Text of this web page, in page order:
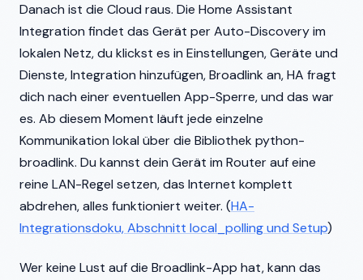
Danach ist die Cloud raus. Die Home Assistant
Integration findet das Gerät per Auto-Discovery im
lokalen Netz, du klickst es in Einstellungen, Geräte und
Dienste, Integration hinzufügen, Broadlink an, HA fragt
dich nach einer eventuellen App-Sperre, und das war
es. Ab diesem Moment läuft jede einzelne
Kommunikation lokal über die Bibliothek python-
broadlink. Du kannst dein Gerät im Router auf eine
reine LAN-Regel setzen, das Internet komplett
abdrehen, alles funktioniert weiter. (HA-
Integrationsdoku, Abschnitt local_polling und Setup)
Wer keine Lust auf die Broadlink-App hat, kann das